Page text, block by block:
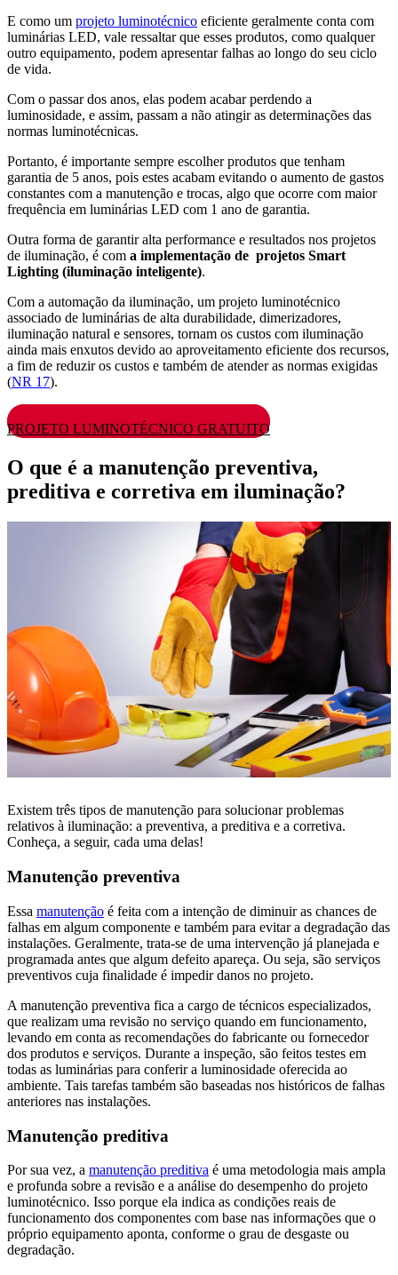
E como um projeto luminotécnico eficiente geralmente conta com
luminárias LED, vale ressaltar que esses produtos, como qualquer
outro equipamento, podem apresentar falhas ao longo do seu ciclo
de vida.
Com o passar dos anos, elas podem acabar perdendo a
luminosidade, e assim, passam a não atingir as determinações das
normas luminotécnicas.
Portanto, é importante sempre escolher produtos que tenham
garantia de 5 anos, pois estes acabam evitando o aumento de gastos
constantes com a manutenção e trocas, algo que ocorre com maior
frequência em luminárias LED com 1 ano de garantia.
Outra forma de garantir alta performance e resultados nos projetos
de iluminação, é com a implementação de projetos Smart
Lighting (iluminação inteligente).
Com a automação da iluminação, um projeto luminotécnico
associado de luminárias de alta durabilidade, dimerizadores,
iluminação natural e sensores, tornam os custos com iluminação
ainda mais enxutos devido ao aproveitamento eficiente dos recursos,
a fim de reduzir os custos e também de atender as normas exigidas
(NR 17).
PROJETO LUMINOTÉCNICO GRATUITO
O que é a manutenção preventiva,
preditiva e corretiva em iluminação?
Existem três tipos de manutenção para solucionar problemas
relativos à iluminação: a preventiva, a preditiva e a corretiva.
Conheça, a seguir, cada uma delas!
Manutenção preventiva
Essa manutenção é feita com a intenção de diminuir as chances de
falhas em algum componente e também para evitar a degradação das
instalações. Geralmente, trata-se de uma intervenção já planejada e
programada antes que algum defeito apareça. Ou seja, são serviços
preventivos cuja finalidade é impedir danos no projeto.
A manutenção preventiva fica a cargo de técnicos especializados,
que realizam uma revisão no serviço quando em funcionamento,
levando em conta as recomendações do fabricante ou fornecedor
dos produtos e serviços. Durante a inspeção, são feitos testes em
todas as luminárias para conferir a luminosidade oferecida ao
ambiente. Tais tarefas também são baseadas nos históricos de falhas
anteriores nas instalações.
Manutenção preditiva
Por sua vez, a manutenção preditiva é uma metodologia mais ampla
e profunda sobre a revisão e a análise do desempenho do projeto
luminotécnico. Isso porque ela indica as condições reais de
funcionamento dos componentes com base nas informações que o
próprio equipamento aponta, conforme o grau de desgaste ou
degradação.